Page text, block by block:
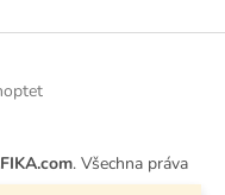
. Všechna práva